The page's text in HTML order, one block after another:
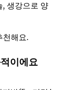
, 생강으로 양
천해요.
이에요